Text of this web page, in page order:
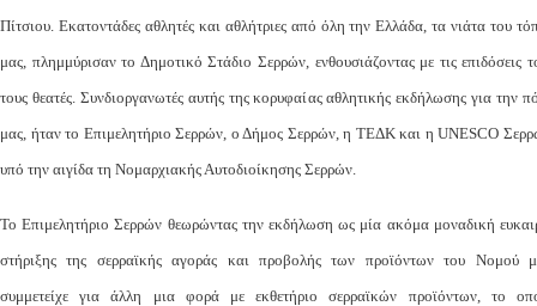
Πίτσιου. Εκατοντάδες αθλητές και αθλήτριες από όλη την Ελλάδα, τα νιάτα του
μας, πλημμύρισαν το Δημοτικό Στάδιο Σερρών, ενθουσιάζοντας με τις επιδόσεις
τους θεατές. Συνδιοργανωτές αυτής της κορυφαίας αθλητικής εκδήλωσης για την
μας, ήταν το Επιμελητήριο Σερρών, ο Δήμος Σερρών, η ΤΕΔΚ και η UNESCO
υπό την αιγίδα τη Νομαρχιακής Αυτοδιοίκησης Σερρών.
Το Επιμελητήριο Σερρών θεωρώντας την εκδήλωση ως μία ακόμα μοναδική
στήριξης της σερραϊκής αγοράς και προβολής των προϊόντων του Νομού
συμμετείχε για άλλη μια φορά με εκθετήριο σερραϊκών προϊόντων, το